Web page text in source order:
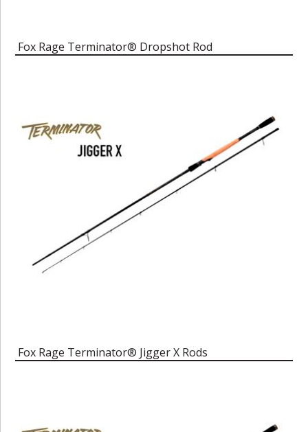
Fox Rage Terminator® Dropshot Rod
Fox Rage Terminator® Jigger X Rods